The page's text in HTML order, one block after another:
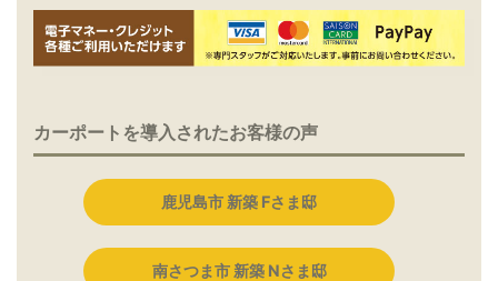
カーポートを導入されたお客様の声
鹿児島市 新築 Fさま邸
南さつま市 新築 Nさま邸